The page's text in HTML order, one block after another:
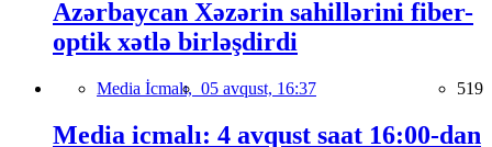
Azərbaycan Xəzərin sahillərini fiber-
optik xətlə birləşdirdi
Media İcmalı, 05 avqust, 16:37 519
Media icmalı: 4 avqust saat 16:00-dan